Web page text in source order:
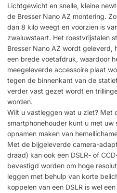
Lichtgewicht en snelle, kleine
de Bresser Nano AZ montering.
dan 8 kilo weegt en voorzien is
zwaluwstaart. Het roestvrijstalen
Bresser Nano AZ wordt geleverd,
een brede voetafdruk, waardoor
meegeleverde accessoire plaat
tegen de binnenkant van de
verder vast gezet wordt en
worden.
Wilt u vastleggen wat u ziet? Met
smartphonehouder kunt u met uw
opnamen maken van
Met de bijgeleverde camera-
draad) kan ook een DSLR- of
bevestigd worden om hoge
leggen met behulp van korte
koppelen van een DSLR is wel